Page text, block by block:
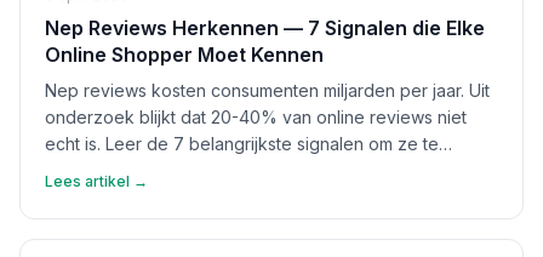
Nep Reviews Herkennen — 7 Signalen die Elke
Online Shopper Moet Kennen
Nep reviews kosten consumenten miljarden per jaar. Uit
onderzoek blijkt dat 20-40% van online reviews niet
echt is. Leer de 7 belangrijkste signalen om ze te
Lees artikel →